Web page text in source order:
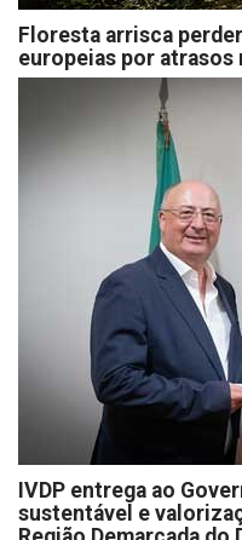
Floresta arrisca
europeias por atrasos
IVDP entrega ao
sustentável e